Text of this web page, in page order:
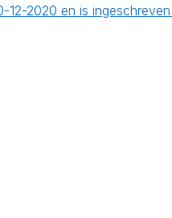
2020 en is